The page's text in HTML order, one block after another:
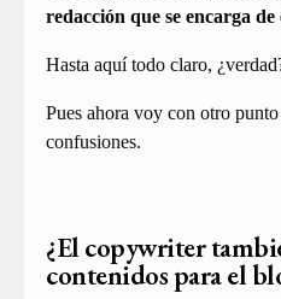
redacción que se encarga
Hasta aquí todo claro,
Pues ahora voy con otro
confusiones.
¿El copywriter
contenidos para el